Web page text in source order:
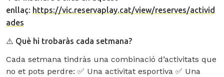
enllaç: https://vic.reservaplay.cat/view/reserves/activid
ades
⚠️ Què hi trobaràs cada setmana?
Cada setmana tindràs una combinació d’activitats que
no et pots perdre: ✅ Una activitat esportiva ✅ Una